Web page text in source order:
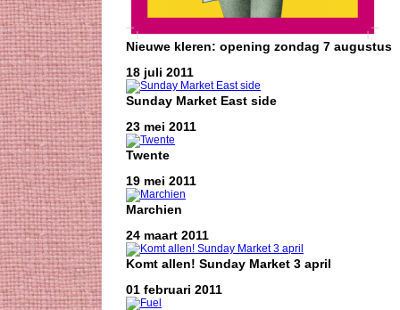
Nieuwe kleren: opening zondag 7 augustus
18 juli 2011
Sunday Market East side
23 mei 2011
Twente
19 mei 2011
Marchien
24 maart 2011
Komt allen! Sunday Market 3 april
01 februari 2011